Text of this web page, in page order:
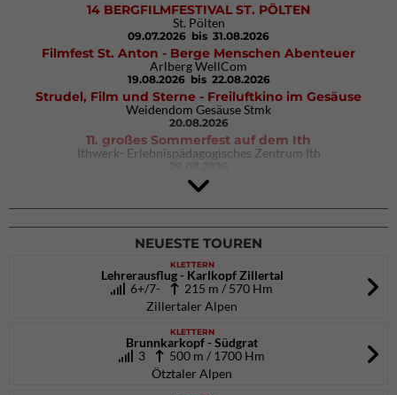
14 BERGFILMFESTIVAL ST. PÖLTEN
St. Pölten
09.07.2026 bis 31.08.2026
Filmfest St. Anton - Berge Menschen Abenteuer
Arlberg WellCom
19.08.2026 bis 22.08.2026
Strudel, Film und Sterne - Freiluftkino im Gesäuse
Weidendom Gesäuse Stmk
20.08.2026
11. großes Sommerfest auf dem Ith
Ithwerk- Erlebnispädagogisches Zentrum Ith
4Blocs KIDS 2026
DAV Kletter- & Boulderzentrum München Süd (Thalkirchen)
26.09.2026
NEUESTE TOUREN
KLETTERN
Lehrerausflug - Karlkopf Zillertal
6+/7-
215 m / 570 Hm
Zillertaler Alpen
KLETTERN
Brunnkarkopf - Südgrat
3
500 m / 1700 Hm
Ötztaler Alpen